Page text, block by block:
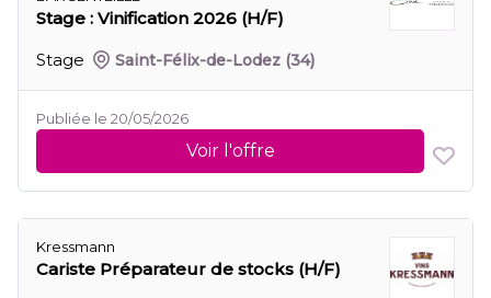
Stage : Vinification 2026 (H/F)
Stage
Saint-Félix-de-Lodez (34)
Publiée le 20/05/2026
Voir l'offre
Kressmann
Cariste Préparateur de stocks (H/F)